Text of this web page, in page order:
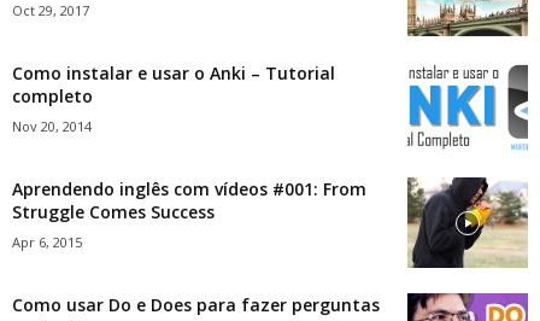
Oct 29, 2017
Como instalar e usar o Anki – Tutorial
completo
Nov 20, 2014
Aprendendo inglês com vídeos #001: From
Struggle Comes Success
Apr 6, 2015
Como usar Do e Does para fazer perguntas